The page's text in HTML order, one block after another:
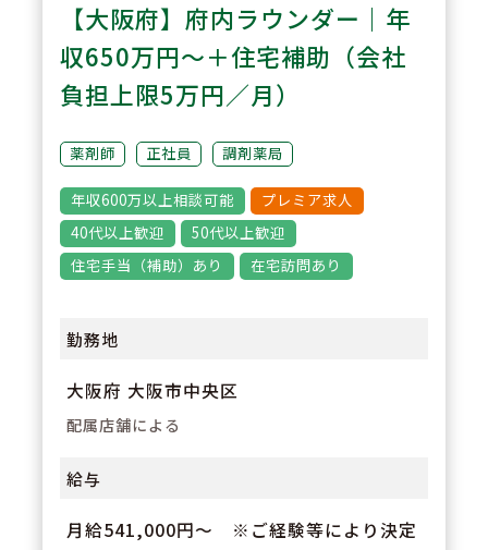
【大阪府】府内ラウンダー｜年
収650万円～＋住宅補助（会社
負担上限5万円／月）
薬剤師 正社員 調剤薬局
年収600万以上相談可能
プレミア求人
40代以上歓迎
50代以上歓迎
住宅手当（補助）あり
在宅訪問あり
勤務地
大阪府 大阪市中央区
配属店舗による
給与
月給541,000円～ ※ご経験等により決定